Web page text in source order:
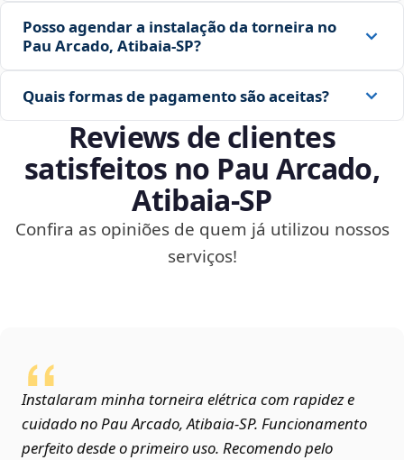
Posso agendar a instalação da torneira no
Pau Arcado, Atibaia‑SP?
Quais formas de pagamento são aceitas?
Reviews de clientes
satisfeitos no Pau Arcado,
Atibaia‑SP
Confira as opiniões de quem já utilizou nossos
serviços!
Instalaram minha torneira elétrica com rapidez e
cuidado no Pau Arcado, Atibaia‑SP. Funcionamento
perfeito desde o primeiro uso. Recomendo pelo